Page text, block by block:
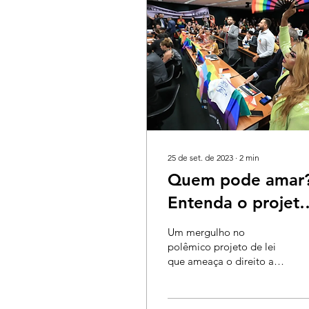
25 de set. de 2023 ∙ 2 min
Quem pode
Entenda o projeto
de lei que quer
barrar o casamento
homoafetivo no
Brasil
Um mergulho no
polêmico projeto de lei
que ameaça o direito ao